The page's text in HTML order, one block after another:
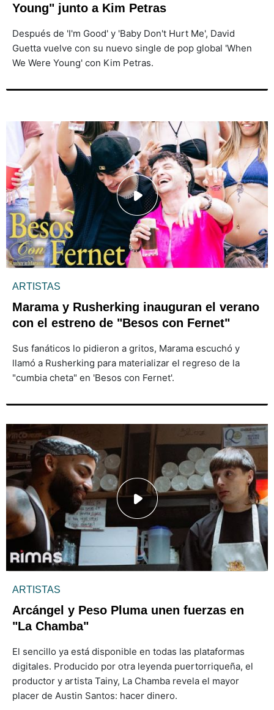
Young" junto a Kim Petras
Después de 'I'm Good' y 'Baby Don't Hurt Me', David
Guetta vuelve con su nuevo single de pop global 'When
We Were Young' con Kim Petras.
ARTISTAS
Marama y Rusherking inauguran el verano
con el estreno de "Besos con Fernet"
Sus fanáticos lo pidieron a gritos, Marama escuchó y
llamó a Rusherking para materializar el regreso de la
"cumbia cheta" en 'Besos con Fernet'.
ARTISTAS
Arcángel y Peso Pluma unen fuerzas en
"La Chamba"
El sencillo ya está disponible en todas las plataformas
digitales. Producido por otra leyenda puertorriqueña, el
productor y artista Tainy, La Chamba revela el mayor
placer de Austin Santos: hacer dinero.